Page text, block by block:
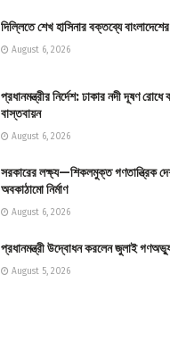
দিল্লিতে শেখ হাসিনার বক্তব্যে
August 6, 2026
প্রধানমন্ত্রীর নির্দেশ: ঢাকার নদী দূষণ
বাস্তবায়ন
August 6, 2026
সরকারের লক্ষ্য—শিকলমুক্ত গণতান্ত্রিক
অবকাঠামো নির্মাণ
August 6, 2026
প্রধানমন্ত্রী উদ্বোধন করলেন জুলাই
August 5, 2026